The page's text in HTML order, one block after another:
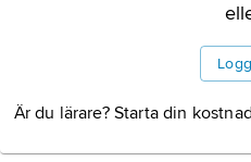
Är du lärare? Starta din